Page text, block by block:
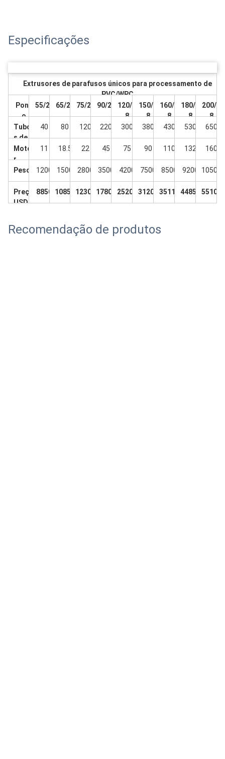
Especificações
Extrusores de parafusos únicos para processamento de
PVC/WPC
Pont
o
55/28 65/28 75/28 90/28
120/2
8
150/2
8
160/2
8
180/2
8
200/2
8
Tubo
s de
PE de
saída
40 80 120 220 300 380 430 530 650
Moto
r
princi
pal
kw
11 18.5 22 45 75 90 110 132 160
Peso 1200 1500 2800 3500 4200 7500 8500 9200 10500
Preço
USD
8850 10850 12300 17800 25200 31200 35110 44850 55100
Recomendação de produtos